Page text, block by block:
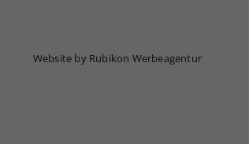
Website by Rubikon Werbeagentur